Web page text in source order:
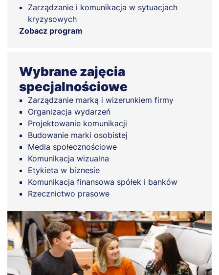
Zarządzanie i komunikacja w sytuacjach
kryzysowych
Zobacz program
Wybrane zajęcia
specjalnościowe
Zarządzanie marką i wizerunkiem firmy
Organizacja wydarzeń
Projektowanie komunikacji
Budowanie marki osobistej
Media społecznościowe
Komunikacja wizualna
Etykieta w biznesie
Komunikacja finansowa spółek i banków
Rzecznictwo prasowe